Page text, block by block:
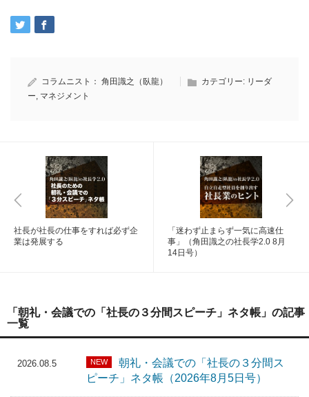
コラムニスト： 角田識之（臥龍） カテゴリー: リーダ
ー, マネジメント
社長が社長の仕事をすれば必ず企
業は発展する
「迷わず止まらず一気に高速仕
事」（角田識之の社長学2.0 8月
14日号）
「朝礼・会議での「社長の３分間スピーチ」ネタ帳」の記事
一覧
2026.08.5 NEW
朝礼・会議での「社長の３分間ス
ピーチ」ネタ帳（2026年8月5日号）